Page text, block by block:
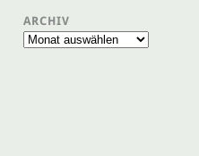
ARCHIV
Archiv